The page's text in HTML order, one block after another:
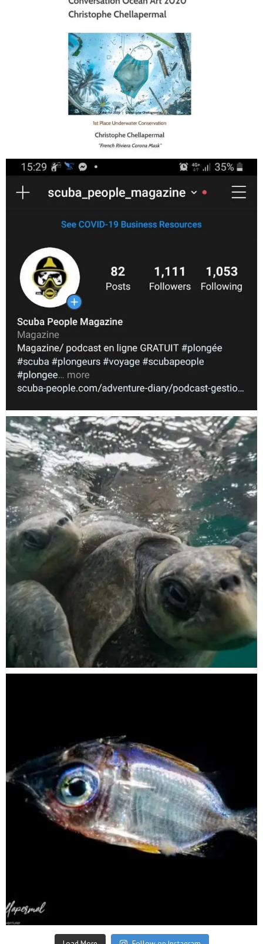
scuba_people_magazine
Nov 5
scuba_people_magazine
Sep 24